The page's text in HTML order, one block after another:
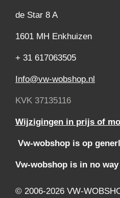
de Star 8 A
1601 MH Enkhuizen
+ 31 617063505
Info@vw-wobshop.nl
KVK 37135116
Wijzigingen in prijs of
Vw-wobshop is op
Vw-wobshop is in no
© 2006-2026 VW-